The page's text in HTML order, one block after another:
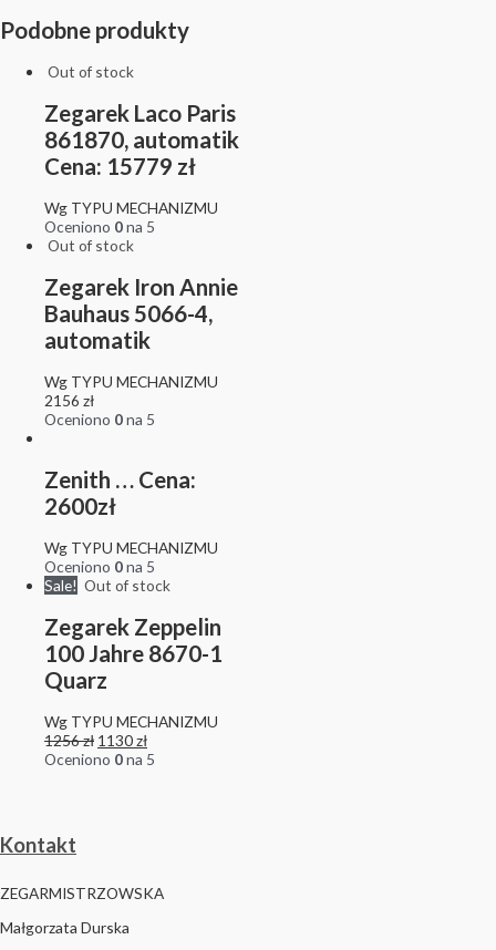
Podobne produkty
Out of stock
Zegarek Laco Paris
861870, automatik
Cena: 15779 zł
Wg TYPU MECHANIZMU
Oceniono 0na 5
Out of stock
Zegarek Iron Annie
Bauhaus 5066-4,
automatik
Wg TYPU MECHANIZMU
2156 zł
Oceniono 0na 5
Zenith … Cena:
2600zł
Wg TYPU MECHANIZMU
Oceniono 0na 5
Sale! Out of stock
Zegarek Zeppelin
100 Jahre 8670-1
Quarz
Wg TYPU MECHANIZMU
1256zł 1130zł
Oceniono 0na 5
Kontakt
ZEGARMISTRZOWSKA
Małgorzata Durska